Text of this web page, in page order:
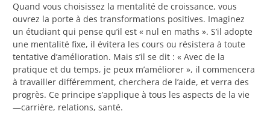
Quand vous choisissez la mentalité de croissance, vous
ouvrez la porte à des transformations positives. Imaginez
un étudiant qui pense qu’il est « nul en maths ». S’il adopte
une mentalité fixe, il évitera les cours ou résistera à toute
tentative d’amélioration. Mais s’il se dit : « Avec de la
pratique et du temps, je peux m’améliorer », il commencera
à travailler différemment, cherchera de l’aide, et verra des
progrès. Ce principe s’applique à tous les aspects de la vie
—carrière, relations, santé.